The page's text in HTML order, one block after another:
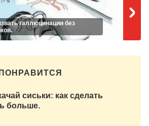
галлюцинации без
сиськи: как сделать
больше.